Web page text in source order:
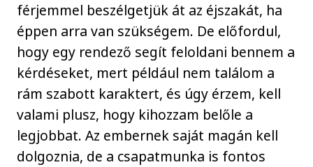
férjemmel beszélgetjük át az éjszakát, ha
éppen arra van szükségem. De előfordul,
hogy egy rendező segít feloldani bennem a
kérdéseket, mert például nem találom a
rám szabott karaktert, és úgy érzem, kell
valami plusz, hogy kihozzam belőle a
legjobbat. Az embernek saját magán kell
dolgoznia, de a csapatmunka is fontos